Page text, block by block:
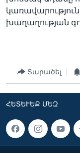
խաղաղության
Տարածել
ՀԵՏԵՒԵՔ ՄԵԶ